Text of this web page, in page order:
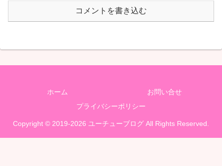
コメントを書き込む
ホーム
お問い合せ
プライバシーポリシー
Copyright © 2019-2026 ユーチューブログ All Rights Reserved.